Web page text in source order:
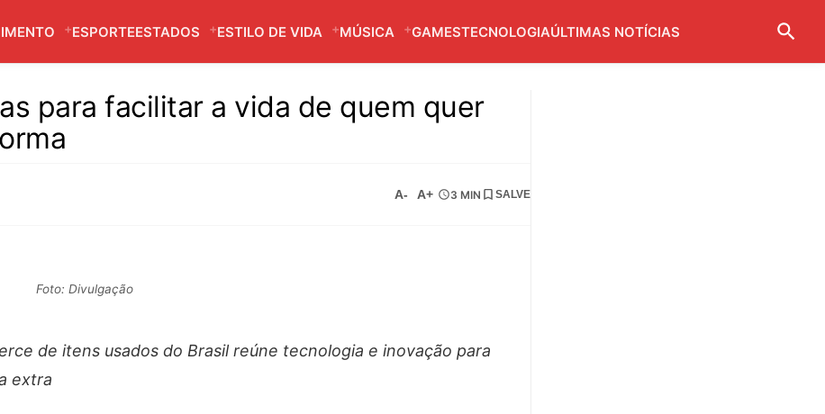
ESPORTEESTADOS ESTILO DE VIDA MÚSICA GAMESTECNOLOGIAÚLTIMAS NOTÍCIAS
para facilitar a vida de quem quer
A- A+ 3 MIN SALVE
Foto: Divulgação
de itens usados do Brasil reúne tecnologia e inovação para
extra